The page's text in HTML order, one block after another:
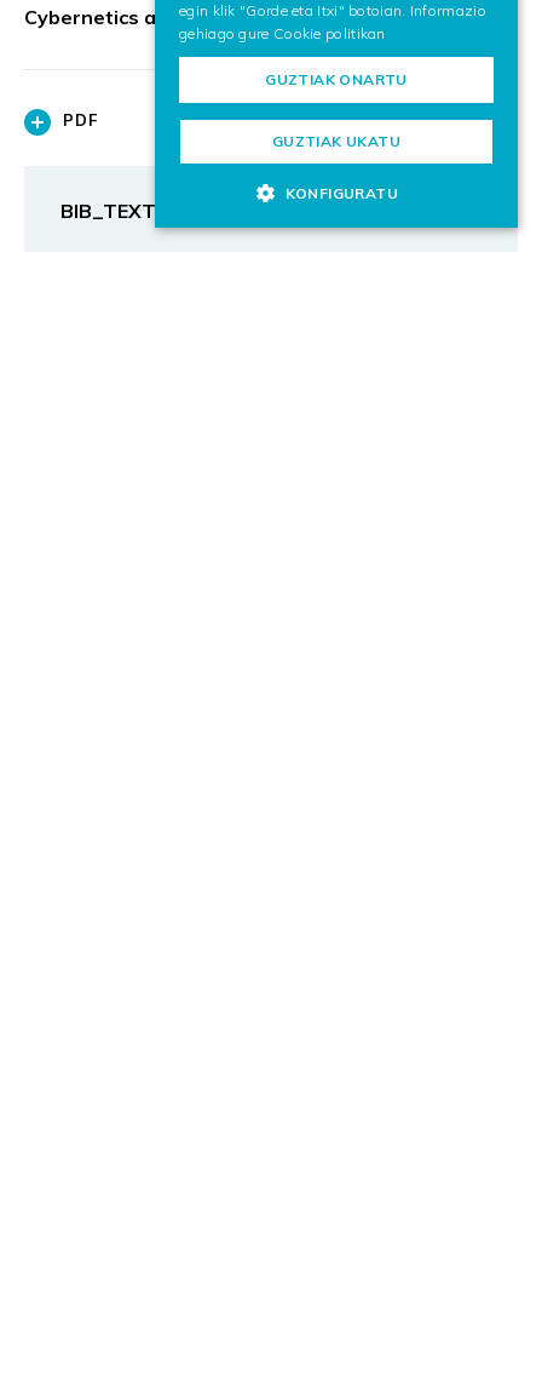
Cybernetics and Systems
PDF
BIB_TEXT
egin klik "Gorde eta Itxi" botoian. Informazio
gehiago gure Cookie politikan
GUZTIAK ONARTU
GUZTIAK UKATU
KONFIGURATU